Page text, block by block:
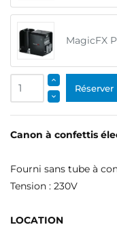
MagicFX
Réserver
Canon à confettis
Fourni sans tube à
Tension : 230V
LOCATION